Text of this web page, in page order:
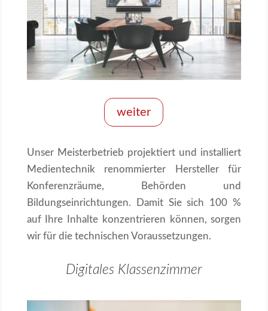
weiter
Unser Meisterbetrieb projektiert und installiert
Medientechnik renommierter Hersteller für
Konferenzräume, Behörden und
Bildungseinrichtungen. Damit Sie sich 100 %
auf Ihre Inhalte konzentrieren können, sorgen
wir für die technischen Voraussetzungen.
Digitales Klassenzimmer